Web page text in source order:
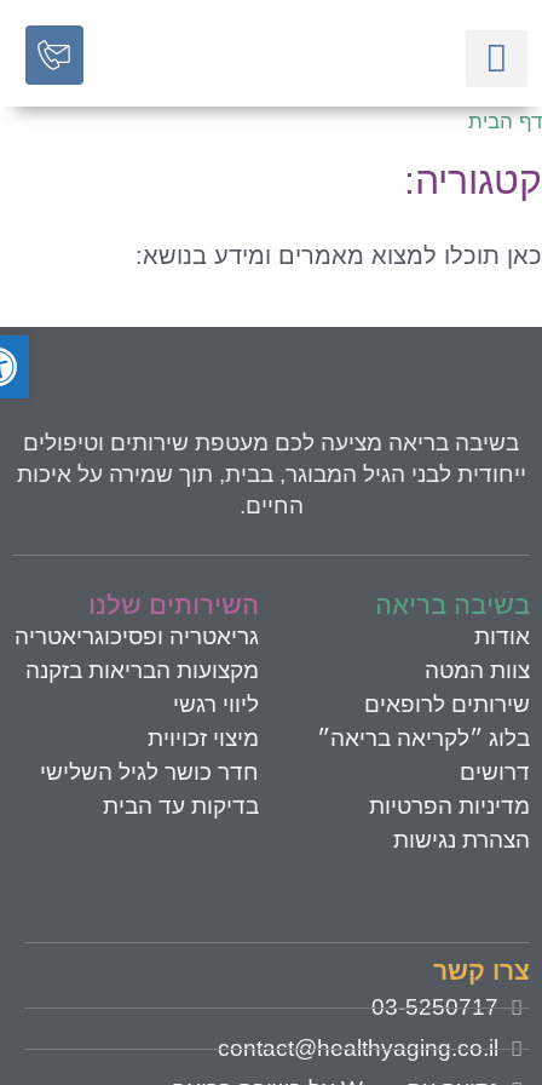
הבית
תוכלו למצוא מאמרים ומידע בנושא:
בשיבה בריאהמציעה לכם מעטפת שירותים וטיפולים
ייחודית לבני הגיל המבוגר, בבית, תוך שמירה על איכות
החיים.
בריאה
המטה
לרופאים
״לקריאה בריאה״
הפרטיות
נגישות
השירותים שלנו
גריאטריה ופסיכוגריאטריה
מקצועות הבריאות בזקנה
ליווי רגשי
מיצוי זכויוית
חדר כושר לגיל השלישי
בדיקות עד הבית
קשר
03-5250717
contact@healthyaging.co.il